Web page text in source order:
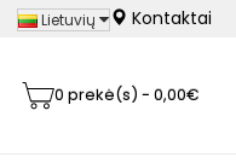
Lietuvių Kontaktai
0 prekė(s) - 0,00€